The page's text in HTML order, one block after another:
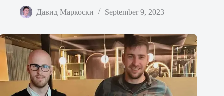
Давид Маркоски September 9, 2023